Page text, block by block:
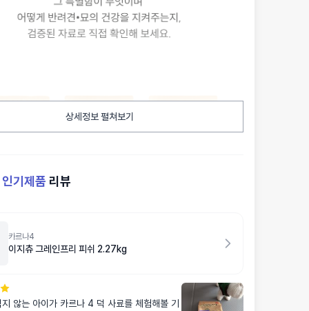
상세정보 펼쳐보기
인기제품 리뷰
카르나4
이지츄 그레인프리 피쉬 2.27kg
아이가 카르나 4 덕 사료를 체험해볼 기